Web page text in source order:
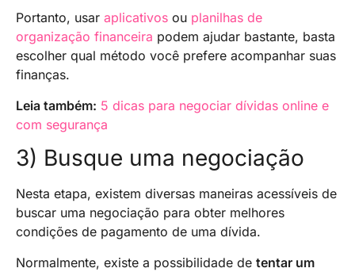
Portanto, usar aplicativos ou planilhas de
organização financeira podem ajudar bastante, basta
escolher qual método você prefere acompanhar suas
finanças.
Leia também: 5 dicas para negociar dívidas online e
com segurança
3) Busque uma negociação
Nesta etapa, existem diversas maneiras acessíveis de
buscar uma negociação para obter melhores
condições de pagamento de uma dívida.
Normalmente, existe a possibilidade de tentar um